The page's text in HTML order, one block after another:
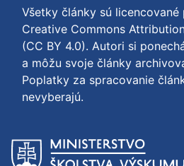
Všetky články sú licencované
Creative Commons
(CC BY 4.0). Autori si
a môžu svoje články
Poplatky za spracovanie
nevyberajú.